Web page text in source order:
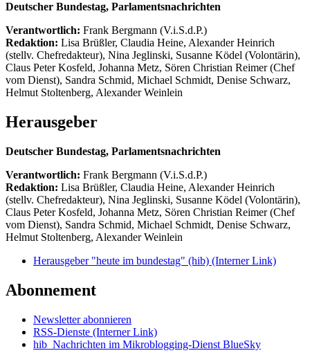
Deutscher Bundestag, Parlamentsnachrichten
Verantwortlich: Frank Bergmann (V.i.S.d.P.)
Redaktion: Lisa Brüßler, Claudia Heine, Alexander Heinrich
(stellv. Chefredakteur), Nina Jeglinski, Susanne Ködel (Volontärin),
Claus Peter Kosfeld, Johanna Metz, Sören Christian Reimer (Chef
vom Dienst), Sandra Schmid, Michael Schmidt, Denise Schwarz,
Helmut Stoltenberg, Alexander Weinlein
Herausgeber
Deutscher Bundestag, Parlamentsnachrichten
Verantwortlich: Frank Bergmann (V.i.S.d.P.)
Redaktion: Lisa Brüßler, Claudia Heine, Alexander Heinrich
(stellv. Chefredakteur), Nina Jeglinski, Susanne Ködel (Volontärin),
Claus Peter Kosfeld, Johanna Metz, Sören Christian Reimer (Chef
vom Dienst), Sandra Schmid, Michael Schmidt, Denise Schwarz,
Helmut Stoltenberg, Alexander Weinlein
Herausgeber "heute im bundestag" (hib) (Interner Link)
Abonnement
Newsletter abonnieren
RSS-Dienste (Interner Link)
hib_Nachrichten im Mikroblogging-Dienst BlueSky